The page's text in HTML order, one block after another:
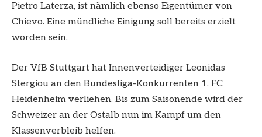
Pietro Laterza, ist nämlich ebenso Eigentümer von
Chievo. Eine mündliche Einigung soll bereits erzielt
worden sein.
Der VfB Stuttgart hat Innenverteidiger Leonidas
Stergiou an den Bundesliga-Konkurrenten 1. FC
Heidenheim verliehen. Bis zum Saisonende wird der
Schweizer an der Ostalb nun im Kampf um den
Klassenverbleib helfen.